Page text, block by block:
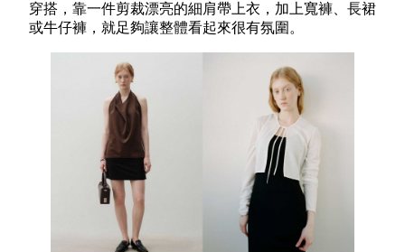
穿搭，靠一件剪裁漂亮的細肩帶上衣，加上寬褲、長裙
或牛仔褲，就足夠讓整體看起來很有氛圍。